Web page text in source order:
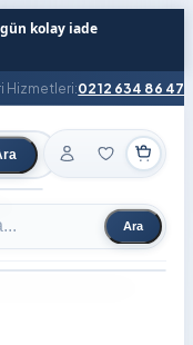
gün kolay iade
Hizmetleri:0212 634 86 47
Ara